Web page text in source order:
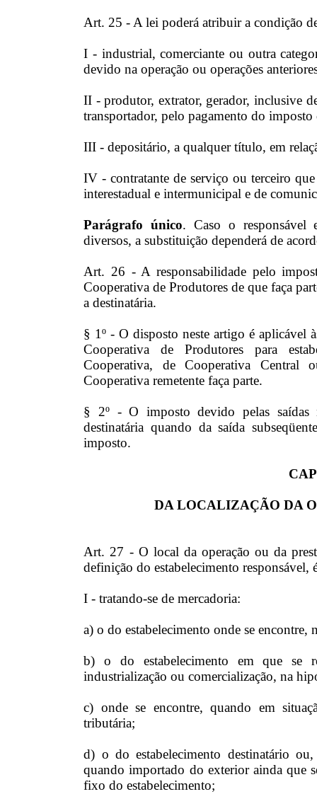
Art. 25 - A lei poderá atribuir a condição
I - industrial, comerciante ou outra
devido na operação ou operações
II - produtor, extrator, gerador, inclusive
transportador, pelo pagamento do imposto
III - depositário, a qualquer título, em
IV - contratante de serviço ou terceiro
interestadual e intermunicipal e de
Parágrafo único. Caso o responsável
diversos, a substituição dependerá de
Art. 26 - A responsabilidade pelo
Cooperativa de Produtores de que faça
a destinatária.
§ 1º - O disposto neste artigo é aplicável
Cooperativa de Produtores para
Cooperativa, de Cooperativa Central
Cooperativa remetente faça parte.
§ 2º - O imposto devido pelas saídas
destinatária quando da saída
imposto.
DA LOCALIZAÇÃO DA
Art. 27 - O local da operação ou da
definição do estabelecimento responsável,
I - tratando-se de mercadoria:
a) o do estabelecimento onde se
b) o do estabelecimento em que se
industrialização ou comercialização, na
c) onde se encontre, quando em
tributária;
d) o do estabelecimento destinatário
quando importado do exterior ainda que
fixo do estabelecimento;